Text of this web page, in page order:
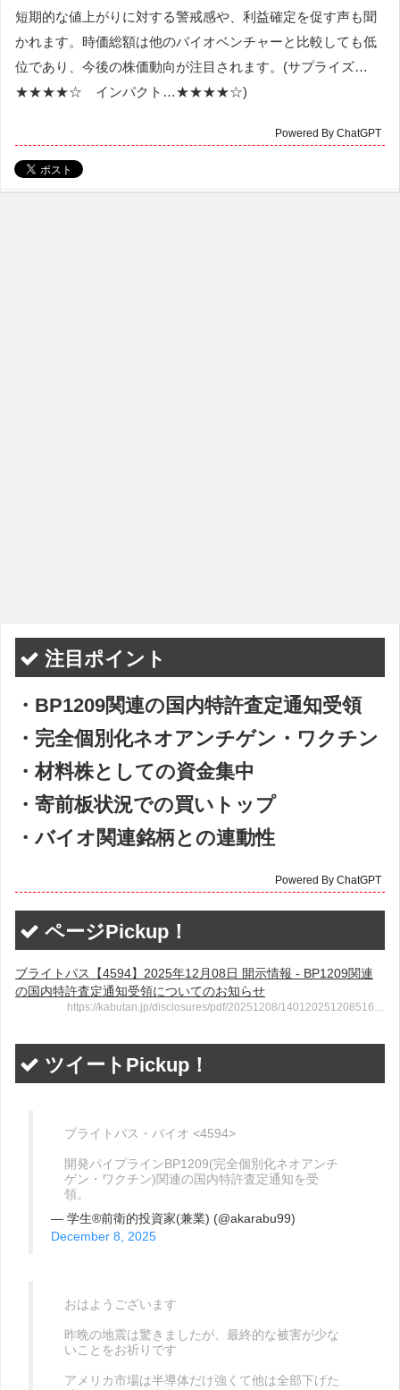
短期的な値上がりに対する警戒感や、利益確定を促す声も聞
かれます。時価総額は他のバイオベンチャーと比較しても低
位であり、今後の株価動向が注目されます。(サプライズ…
★★★★☆ インパクト…★★★★☆)
Powered By ChatGPT
注目ポイント
・BP1209関連の国内特許査定通知受領
・完全個別化ネオアンチゲン・ワクチン
・材料株としての資金集中
・寄前板状況での買いトップ
・バイオ関連銘柄との連動性
Powered By ChatGPT
ページPickup！
ブライトパス【4594】2025年12月08日 開示情報 - BP1209関連
の国内特許査定通知受領についてのお知らせ
https://kabutan.jp/disclosures/pdf/20251208/140120251208516…
ツイートPickup！
ブライトパス・バイオ <4594>
開発パイプラインBP1209(完全個別化ネオアンチ
ゲン・ワクチン)関連の国内特許査定通知を受
領。
— 学生®前衛的投資家(兼業) (@akarabu99)
December 8, 2025
おはようございます
昨晩の地震は驚きましたが、最終的な被害が少な
いことをお祈りです
アメリカ市場は半導体だけ強くて他は全部下げた